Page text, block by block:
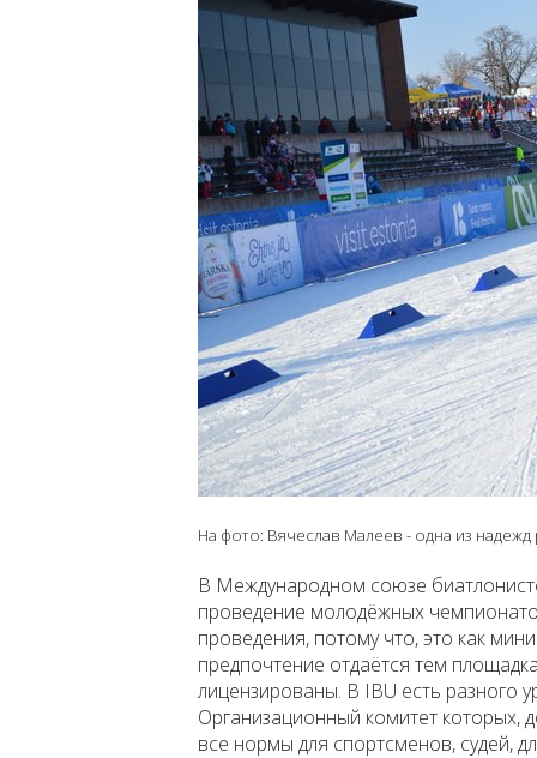
На фото: Вячеслав Малеев - одна из
В Международном союзе
проведение молодёжных
проведения, потому что, это как
предпочтение отдаётся тем
лицензированы. В IBU есть разного
Организационный комитет которых,
все нормы для спортсменов, судей,